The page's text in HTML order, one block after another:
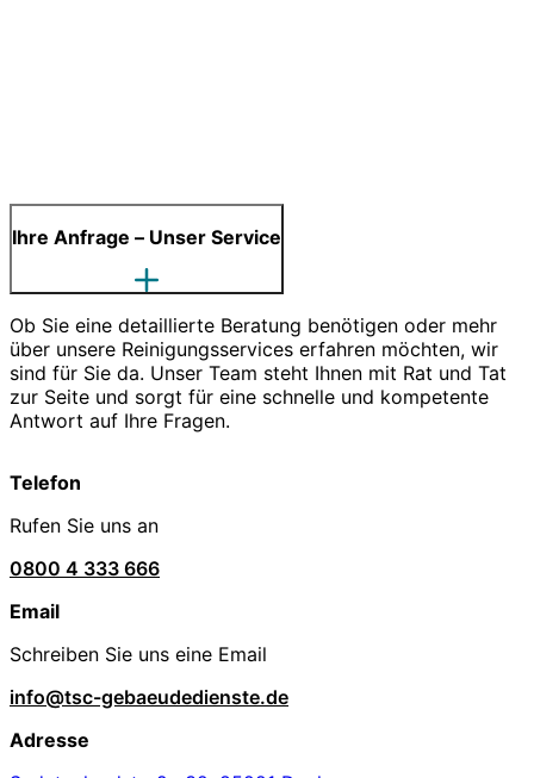
Ihre Anfrage – Unser Service
Ob Sie eine detaillierte Beratung benötigen oder mehr
über unsere Reinigungsservices erfahren möchten, wir
sind für Sie da. Unser Team steht Ihnen mit Rat und Tat
zur Seite und sorgt für eine schnelle und kompetente
Antwort auf Ihre Fragen.
Telefon
Rufen Sie uns an
0800 4 333 666
Email
Schreiben Sie uns eine Email
info@tsc-gebaeudedienste.de
Adresse